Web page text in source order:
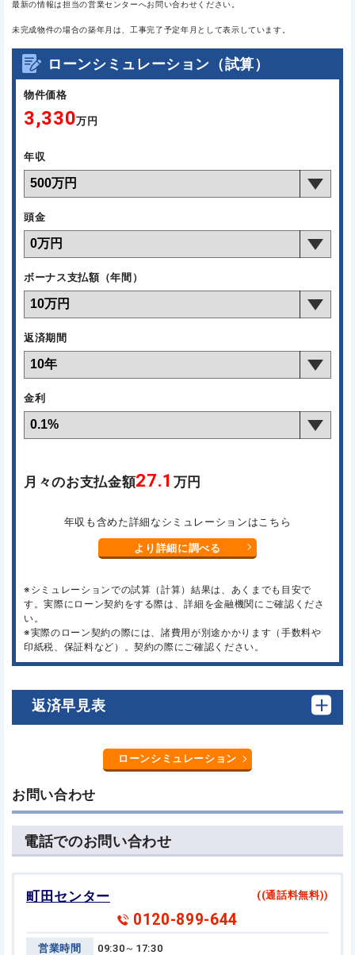
最新の情報は担当の営業センターへお問い合わせください。
未完成物件の場合の築年月は、工事完了予定年月として表示しています。
ローンシミュレーション（試算）
物件価格
3,330万円
年収
頭金
ボーナス支払額（年間）
返済期間
金利
月々のお支払金額27.1 万円
年収も含めた詳細なシミュレーションはこちら
より詳細に調べる
※シミュレーションでの試算（計算）結果は、あくまでも目安で
す。実際にローン契約をする際は、詳細を金融機関にご確認くださ
い。
※実際のローン契約の際には、諸費用が別途かかります（手数料や
印紙税、保証料など）。契約の際にご確認ください。
返済早見表
ローンシミュレーション
お問い合わせ
電話でのお問い合わせ
町田センター ((通話料無料))
0120-899-644
営業時間 09:30～17:30